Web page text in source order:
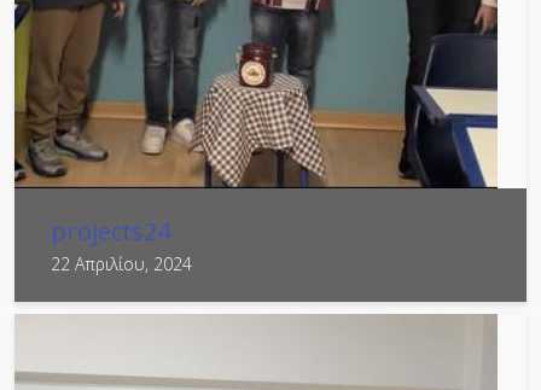
projects24
22 Απριλίου, 2024